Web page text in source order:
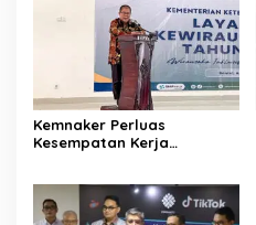
Kemnaker Perluas
Kesempatan Kerja